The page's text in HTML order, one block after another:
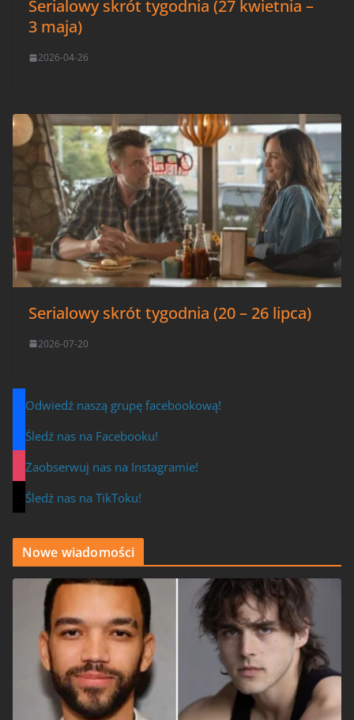
Serialowy skrót tygodnia (27 kwietnia –
3 maja)
2026-04-26
Serialowy skrót tygodnia (20 – 26 lipca)
2026-07-20
Odwiedź naszą grupę facebookową!
Śledź nas na Facebooku!
Zaobserwuj nas na Instagramie!
Śledź nas na TikToku!
Nowe wiadomości